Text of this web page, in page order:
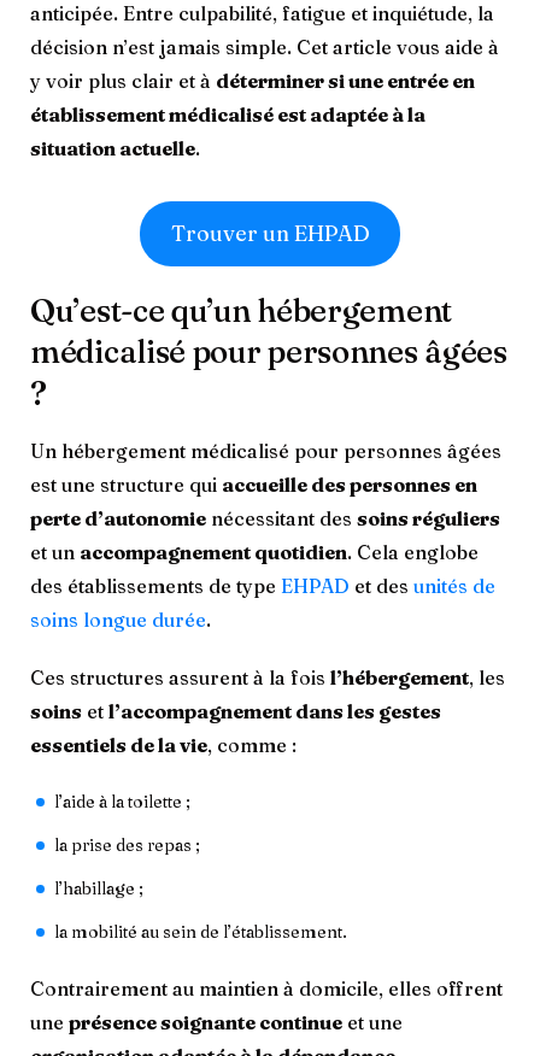
anticipée. Entre culpabilité, fatigue et inquiétude, la
décision n’est jamais simple. Cet article vous aide à
y voir plus clair et à déterminer si une entrée en
établissement médicalisé est adaptée à la
situation actuelle.
Trouver un EHPAD
Qu’est-ce qu’un hébergement
médicalisé pour personnes âgées
?
Un hébergement médicalisé pour personnes âgées
est une structure qui accueille des personnes en
perte d’autonomie nécessitant des soins réguliers
et un accompagnement quotidien. Cela englobe
des établissements de type EHPAD et des unités de
soins longue durée.
Ces structures assurent à la fois l’hébergement, les
soins et l’accompagnement dans les gestes
essentiels de la vie, comme :
l’aide à la toilette ;
la prise des repas ;
l’habillage ;
la mobilité au sein de l’établissement.
Contrairement au maintien à domicile, elles offrent
une présence soignante continue et une